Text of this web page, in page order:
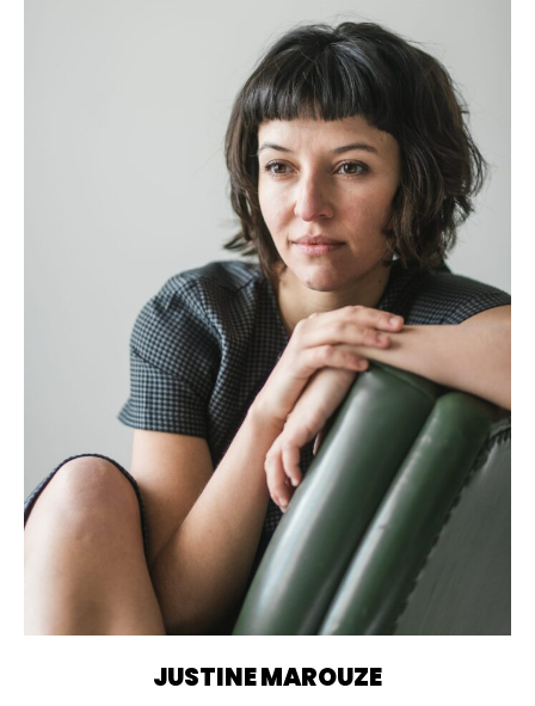
JUSTINE MAROUZE